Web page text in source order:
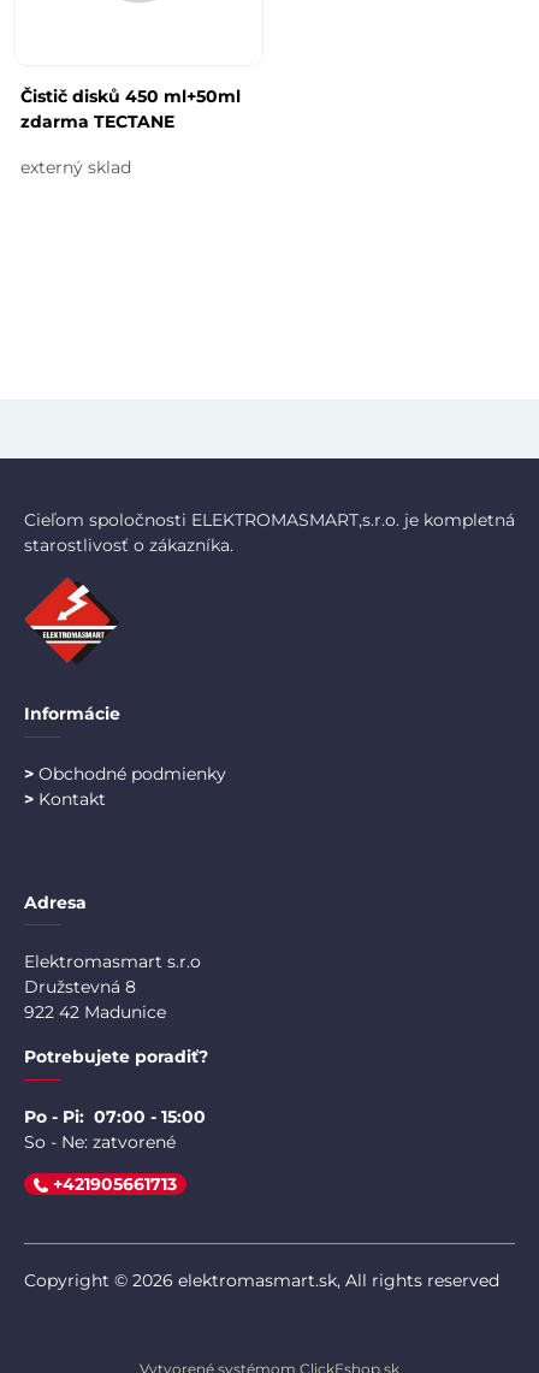
Čistič disků 450 ml+50ml
zdarma TECTANE
externý sklad
Cieľom spoločnosti ELEKTROMASMART,s.r.o. je kompletná
starostlivosť o zákazníka.
Informácie
> Obchodné podmienky
> Kontakt
Adresa
Elektromasmart s.r.o
Družstevná 8
922 42 Madunice
Potrebujete poradiť?
Po - Pi: 07:00 - 15:00
So - Ne: zatvorené
+421905661713
Copyright © 2026 elektromasmart.sk, All rights reserved
Vytvorené systémom ClickEshop.sk